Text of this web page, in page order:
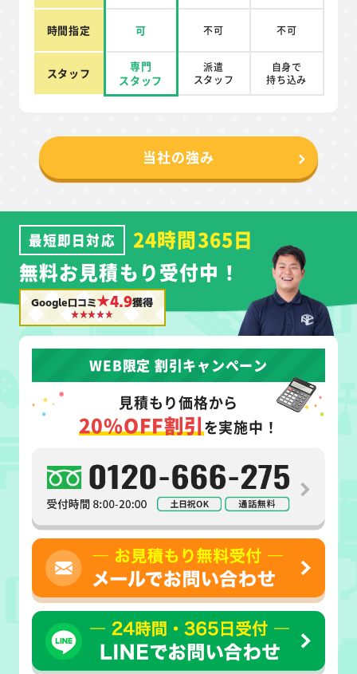
時間指定 可 不可 不可
スタッフ
専門
スタッフ
派遣
スタッフ
自身で
持ち込み
当社の強み
最短即日対応
24時間365日
無料お見積もり受付中！
Google口コミ★4.9獲得
WEB限定 割引キャンペーン
見積もり価格から
20%OFF割引を実施中！